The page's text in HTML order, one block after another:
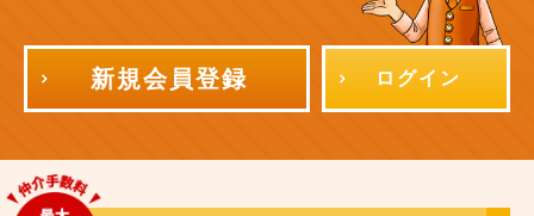
新規会員登録 ログイン